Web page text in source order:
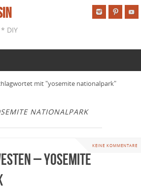
DIY
mit "yosemite nationalpark"
NATIONALPARK
KEINE KOMMENTARE
– Yosemite